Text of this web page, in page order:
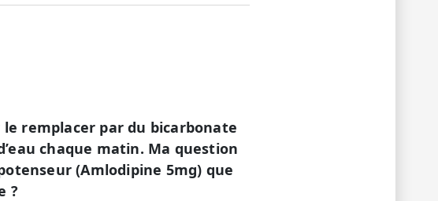
le remplacer par du bicarbonate
chaque matin. Ma question
(Amlodipine 5mg) que
?